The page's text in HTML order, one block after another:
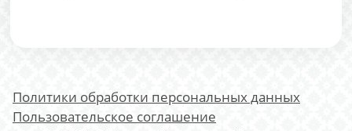
Политики обработки персональных данных
Пользовательское соглашение